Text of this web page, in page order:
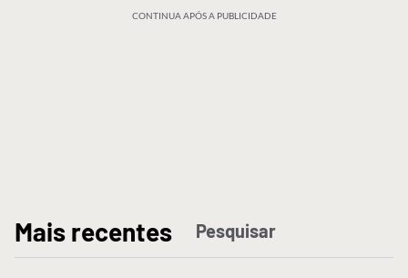
CONTINUA APÓS A PUBLICIDADE
Mais recentes